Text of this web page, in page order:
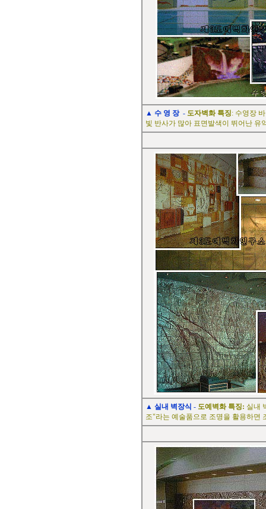
▲ 수 영 장- 도자벽화특징: 수영장
빛 반사가 많아 표면발색이 뛰어난
▲ 실내 벽장식 - 도예벽화 특징: 실내
조"라는 예술품으로 조명을 활용하면